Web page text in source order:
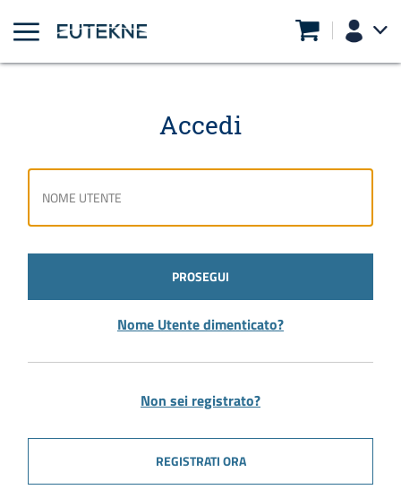
Accedi
PROSEGUI
Nome Utente dimenticato?
Non sei registrato?
REGISTRATI ORA